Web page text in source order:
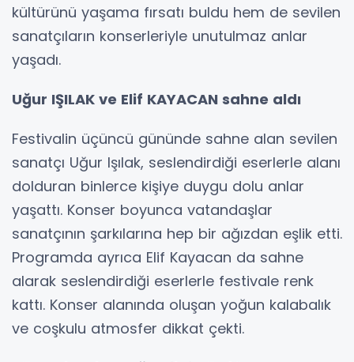
kültürünü yaşama fırsatı buldu hem de sevilen
sanatçıların konserleriyle unutulmaz anlar
yaşadı.
Uğur IŞILAK ve Elif KAYACAN sahne aldı
Festivalin üçüncü gününde sahne alan sevilen
sanatçı Uğur Işılak, seslendirdiği eserlerle alanı
dolduran binlerce kişiye duygu dolu anlar
yaşattı. Konser boyunca vatandaşlar
sanatçının şarkılarına hep bir ağızdan eşlik etti.
Programda ayrıca Elif Kayacan da sahne
alarak seslendirdiği eserlerle festivale renk
kattı. Konser alanında oluşan yoğun kalabalık
ve coşkulu atmosfer dikkat çekti.